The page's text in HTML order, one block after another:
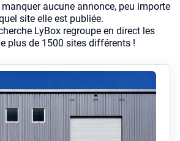
aucune annonce, peu importe
site elle est publiée.
LyBox regroupe en direct les
plus de 1500 sites différents !